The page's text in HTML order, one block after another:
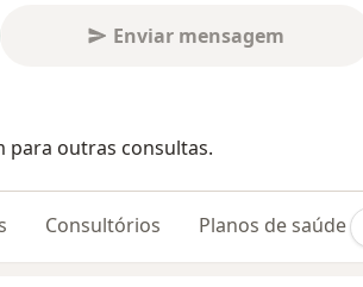
Enviar mensagem
para outras consultas.
Consultórios Planos de saúde